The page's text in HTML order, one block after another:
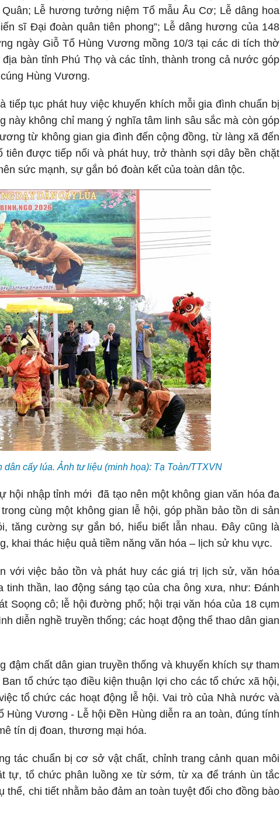
Lễ hương tưởng niệm Tổ mẫu Âu Cơ; Lễ dâng hoa
sĩ Đại đoàn quân tiên phong”; Lễ dâng hương của 148
ngày Giỗ Tổ Hùng Vương mồng 10/3 tại các di tích thờ
bàn tỉnh Phú Thọ và các tỉnh, thành trong cả nước góp
Hùng Vương.
tiếp tục phát huy việc khuyến khích mỗi gia đình chuẩn bị
này không chỉ mang ý nghĩa tâm linh sâu sắc mà còn góp
từ không gian gia đình đến cộng đồng, từ làng xã đến
được tiếp nối và phát huy, trở thành sợi dây bền chặt
sức mạnh, sự gắn bó đoàn kết của toàn dân tộc.
cấy lúa. Ảnh tư liệu (minh họa): Tạ Toàn/TTXVN
hội nhập tỉnh mới đã tạo nên một không gian văn hóa đa
cùng một không gian lễ hội, góp phần bảo tồn di sản
tăng cường sự gắn bó, hiểu biết lẫn nhau. Đây cũng là
khai thác hiệu quả tiềm năng văn hóa – lịch sử khu vực.
với việc bảo tồn và phát huy các giá trị lịch sử, văn hóa
thần, lao động sáng tạo của cha ông xưa, như: Đánh
Soọng cô; lễ hội đường phố; hội trại văn hóa của 18 cụm
diễn nghề truyền thống; các hoạt động thể thao dân gian
đậm chất dân gian truyền thống và khuyến khích sự tham
tổ chức tạo điều kiện thuận lợi cho các tổ chức xã hội,
tổ chức các hoạt động lễ hội. Vai trò của Nhà nước và
Vương - Lễ hội Đền Hùng diễn ra an toàn, đúng tính
tín dị đoan, thương mại hóa.
tác chuẩn bị cơ sở vật chất, chỉnh trang cảnh quan môi
tự, tổ chức phân luồng xe từ sớm, từ xa để tránh ùn tắc
chi tiết nhằm bảo đảm an toàn tuyệt đối cho đồng bào